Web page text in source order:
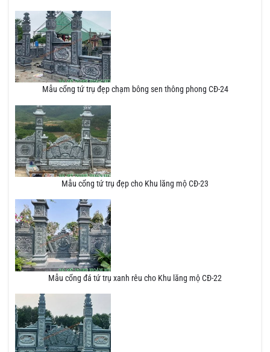
Mẫu cổng tứ trụ đẹp chạm bông sen thông phong CĐ-24
Mẫu cổng tứ trụ đẹp cho Khu lăng mộ CĐ-23
Mẫu cổng đá tứ trụ xanh rêu cho Khu lăng mộ CĐ-22